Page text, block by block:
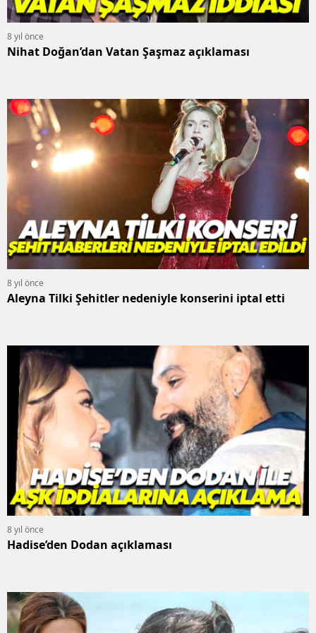
8 yıl önce
Nihat Doğan’dan Vatan Şaşmaz açıklaması
8 yıl önce
Aleyna Tilki Şehitler nedeniyle konserini iptal etti
8 yıl önce
Hadise’den Dodan açıklaması